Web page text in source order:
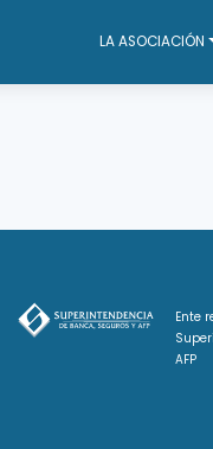
LA ASOCIACIÓN
Ente
AFP